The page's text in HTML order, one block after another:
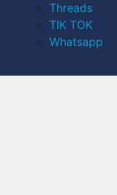
Threads
TIK TOK
Whatsapp